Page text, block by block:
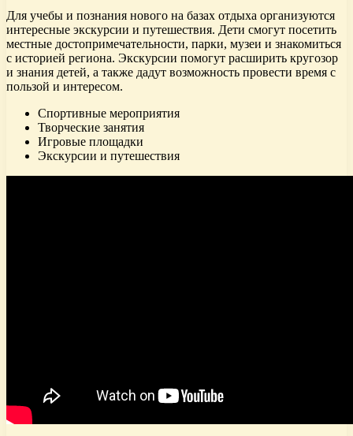
Для учебы и познания нового на базах отдыха организуются
интересные экскурсии и путешествия. Дети смогут посетить
местные достопримечательности, парки, музеи и знакомиться
с историей региона. Экскурсии помогут расширить кругозор
и знания детей, а также дадут возможность провести время с
пользой и интересом.
Спортивные мероприятия
Творческие занятия
Игровые площадки
Экскурсии и путешествия